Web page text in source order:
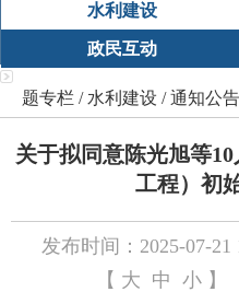
水利建设
政民互动
题专栏 /水利建设 /通知公告
关于拟同意陈光旭等
工程）初
发布时间：2025-07-21
【 大 中 小 】